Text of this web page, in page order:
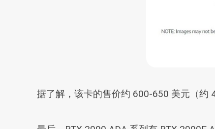
据了解，该卡的售价约 600-650 美元（约